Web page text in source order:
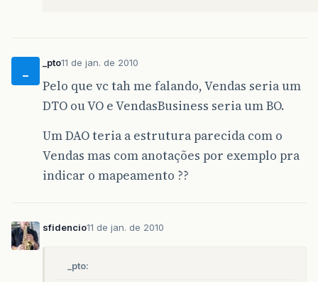
_pto11 de jan. de 2010
Pelo que vc tah me falando, Vendas seria um
DTO ou VO e VendasBusiness seria um BO.
Um DAO teria a estrutura parecida com o
Vendas mas com anotações por exemplo pra
indicar o mapeamento ??
sfidencio11 de jan. de 2010
_pto: